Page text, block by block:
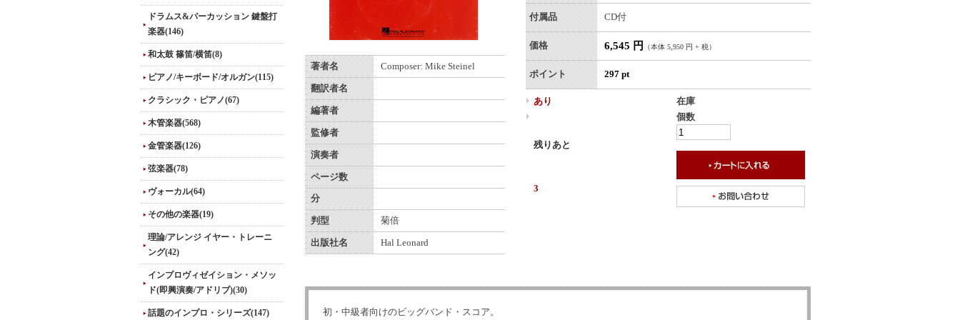
ドラムス&パーカッション 鍵盤打
楽器(146)
和太鼓 篠笛/横笛(8)
ピアノ/キーボード/オルガン(115)
クラシック・ピアノ(67)
木管楽器(568)
金管楽器(126)
弦楽器(78)
ヴォーカル(64)
その他の楽器(19)
理論/アレンジ イヤー・トレーニ
ング(42)
インプロヴィゼイション・メソッ
ド(即興演奏/アドリブ)(30)
話題のインプロ・シリーズ(147)
著者名 Composer: Mike Steinel
翻訳者名
編著者
監修者
演奏者
ページ数
分
判型 菊倍
出版社名 Hal Leonard
付属品 CD付
価格 6,545 円 （本体 5,950 円 + 税）
ポイント 297 pt
在庫
あり
残りあと
3
個数
初・中級者向けのビッグバンド・スコア。